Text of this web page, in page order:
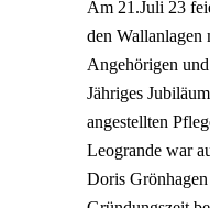
Am 21.Juli 23
den Wallanlagen
Angehörigen
Jähriges
angestellten
Leogrande war
Doris